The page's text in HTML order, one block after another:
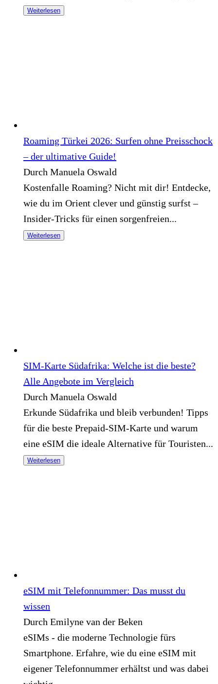
Weiterlesen
Roaming Türkei 2026: Surfen ohne Preisschock
– der ultimative Guide!
Durch Manuela Oswald
Kostenfalle Roaming? Nicht mit dir! Entdecke,
wie du im Orient clever und günstig surfst –
Insider-Tricks für einen sorgenfreien...
Weiterlesen
SIM-Karte Südafrika: Welche ist die beste?
Alle Angebote im Vergleich
Durch Manuela Oswald
Erkunde Südafrika und bleib verbunden! Tipps
für die beste Prepaid-SIM-Karte und warum
eine eSIM die ideale Alternative für Touristen...
Weiterlesen
eSIM mit Telefonnummer: Das musst du
wissen
Durch Emilyne van der Beken
eSIMs - die moderne Technologie fürs
Smartphone. Erfahre, wie du eine eSIM mit
eigener Telefonnummer erhältst und was dabei